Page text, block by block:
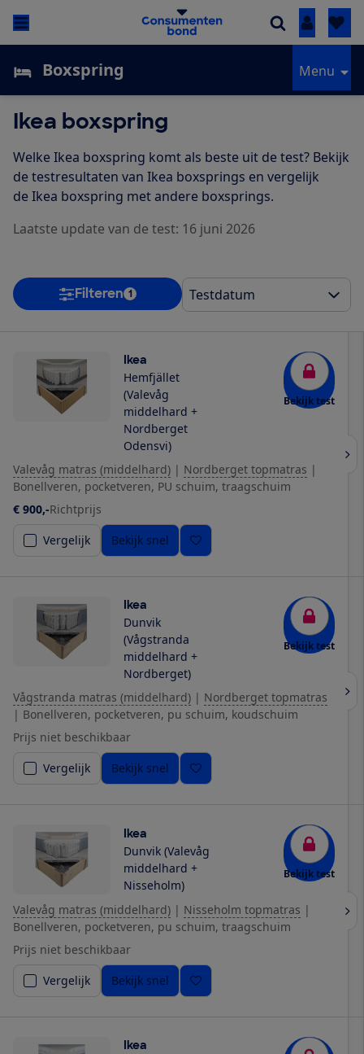
Inloggen
Boxspring Menu
Ikea boxspring
Welke Ikea boxspring komt als beste uit de test? Bekijk
de testresultaten van Ikea boxsprings en vergelijk
de Ikea boxspring met andere boxsprings.
Laatste update van de test: 16 juni 2026
Filteren 1
Ikea
Hemfjället
(Valevåg
middelhard +
Nordberget
Odensvi)
Bekijk test
Valevåg matras (middelhard) | Nordberget topmatras |
Bonellveren, pocketveren, PU schuim, traagschuim
€ 900,-Richtprijs
Vergelijk
Bekijk snel
Ikea
Dunvik
(Vågstranda
middelhard +
Nordberget)
Bekijk test
Vågstranda matras (middelhard) | Nordberget topmatras
| Bonellveren, pocketveren, pu schuim, koudschuim
Prijs niet beschikbaar
Vergelijk
Bekijk snel
Ikea
Dunvik (Valevåg
middelhard +
Nisseholm)
Bekijk test
Valevåg matras (middelhard) | Nisseholm topmatras |
Bonellveren, pocketveren, pu schuim, traagschuim
Prijs niet beschikbaar
Vergelijk
Bekijk snel
Ikea